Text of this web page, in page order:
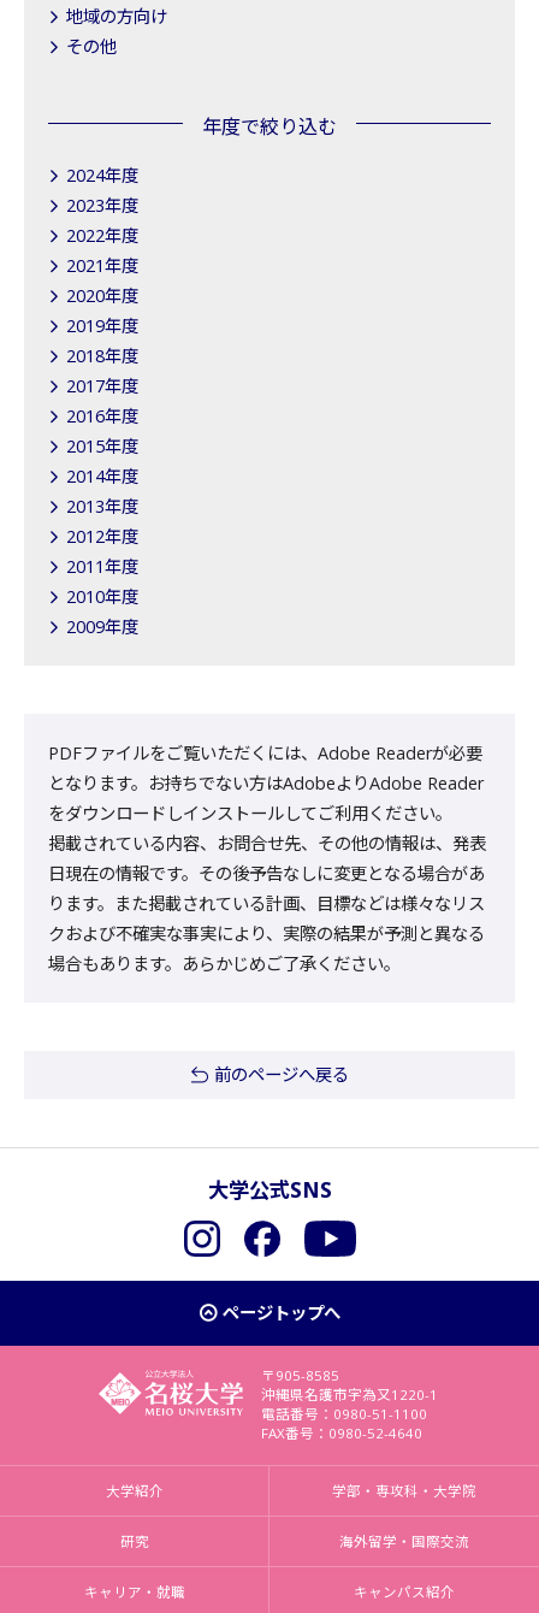
地域の方向け
その他
年度で絞り込む
2024年度
2023年度
2022年度
2021年度
2020年度
2019年度
2018年度
2017年度
2016年度
2015年度
2014年度
2013年度
2012年度
2011年度
2010年度
2009年度
PDFファイルをご覧いただくには、Adobe Readerが必要
となります。お持ちでない方はAdobeよりAdobe Reader
をダウンロードしインストールしてご利用ください。
掲載されている内容、お問合せ先、その他の情報は、発表
日現在の情報です。その後予告なしに変更となる場合があ
ります。また掲載されている計画、目標などは様々なリス
クおよび不確実な事実により、実際の結果が予測と異なる
場合もあります。あらかじめご了承ください。
前のページへ戻る
大学公式SNS
InstagramFacebookYouTube
ページトップへ
〒905-8585
沖縄県名護市字為又1220-1
電話番号：0980-51-1100
FAX番号：0980-52-4640
大学紹介 学部・専攻科・大学院
研究 海外留学・国際交流
キャリア・就職 キャンパス紹介